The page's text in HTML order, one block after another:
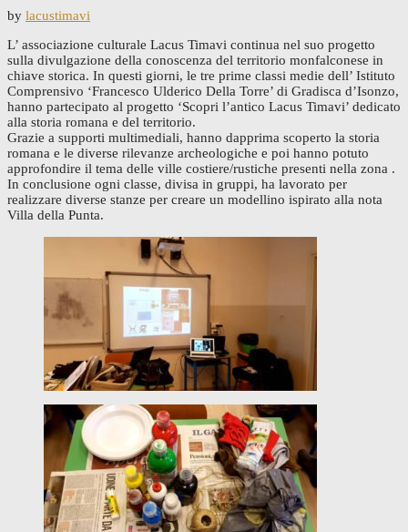
by lacustimavi
L’ associazione culturale Lacus Timavi continua nel suo progetto
sulla divulgazione della conoscenza del territorio monfalconese in
chiave storica. In questi giorni, le tre prime classi medie dell’ Istituto
Comprensivo ‘Francesco Ulderico Della Torre’ di Gradisca d’Isonzo,
hanno partecipato al progetto ‘Scopri l’antico Lacus Timavi’ dedicato
alla storia romana e del territorio.
Grazie a supporti multimediali, hanno dapprima scoperto la storia
romana e le diverse rilevanze archeologiche e poi hanno potuto
approfondire il tema delle ville costiere/rustiche presenti nella zona .
In conclusione ogni classe, divisa in gruppi, ha lavorato per
realizzare diverse stanze per creare un modellino ispirato alla nota
Villa della Punta.